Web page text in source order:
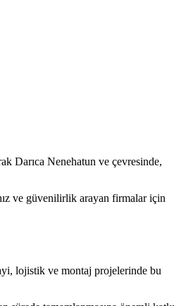
Darıca Nenehatun ve çevresinde,
ve güvenilirlik arayan firmalar için
lojistik ve montaj projelerinde bu